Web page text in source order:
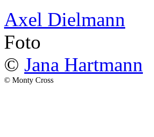
Axel Dielmann
Foto
© Jana Hartmann
© Monty Cross